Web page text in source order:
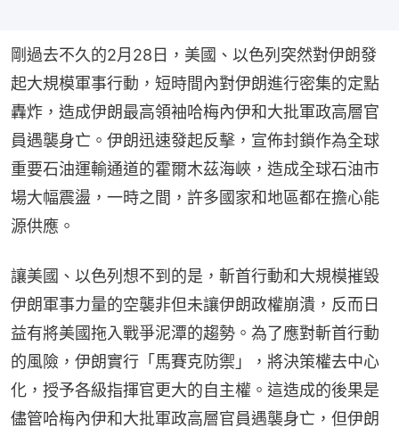
剛過去不久的2月28日，美國、以色列突然對伊朗發
起大規模軍事行動，短時間內對伊朗進行密集的定點
轟炸，造成伊朗最高領袖哈梅內伊和大批軍政高層官
員遇襲身亡。伊朗迅速發起反擊，宣佈封鎖作為全球
重要石油運輸通道的霍爾木茲海峽，造成全球石油市
場大幅震盪，一時之間，許多國家和地區都在擔心能
源供應。
讓美國、以色列想不到的是，斬首行動和大規模摧毀
伊朗軍事力量的空襲非但未讓伊朗政權崩潰，反而日
益有將美國拖入戰爭泥潭的趨勢。為了應對斬首行動
的風險，伊朗實行「馬賽克防禦」，將決策權去中心
化，授予各級指揮官更大的自主權。這造成的後果是
儘管哈梅內伊和大批軍政高層官員遇襲身亡，但伊朗